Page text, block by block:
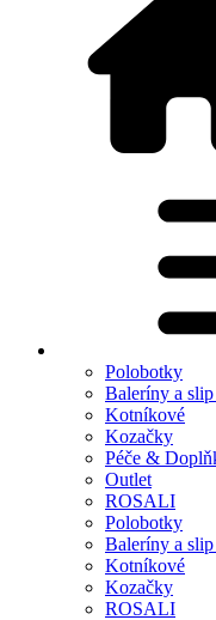
Polobotky
Baleríny a slip
Kotníkové
Kozačky
Péče &
Outlet
ROSALI
Polobotky
Baleríny a slip
Kotníkové
Kozačky
ROSALI